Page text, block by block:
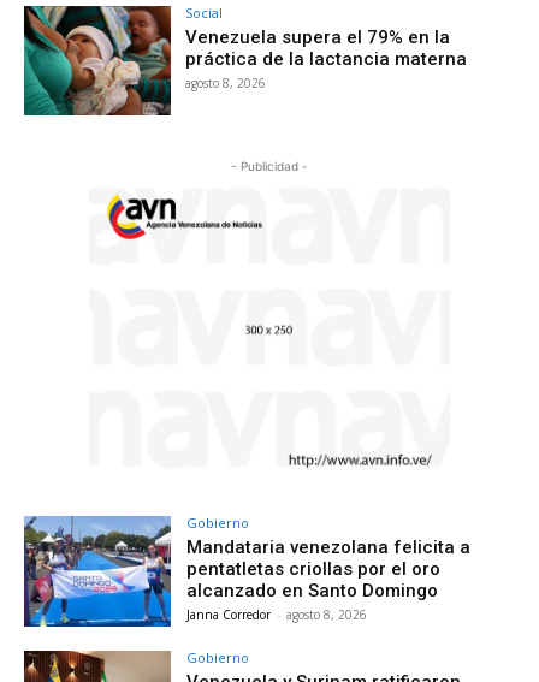
Social
Venezuela supera el 79% en la
práctica de la lactancia materna
agosto 8, 2026
- Publicidad -
Gobierno
Mandataria venezolana felicita a
pentatletas criollas por el oro
alcanzado en Santo Domingo
Janna Corredor - agosto 8, 2026
Gobierno